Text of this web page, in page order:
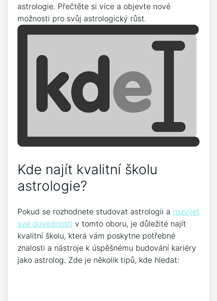
astrologie. Přečtěte si více a objevte nové
možnosti pro svůj astrologický růst.
Kde najít kvalitní školu
astrologie?
Pokud se rozhodnete studovat astrologii a rozvíjet
své dovednosti v tomto oboru, je důležité najít
kvalitní školu, která vám poskytne potřebné
znalosti a nástroje k úspěšnému budování kariéry
jako astrolog. Zde je několik tipů, kde hledat: